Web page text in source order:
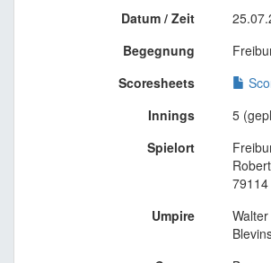
Datum / Zeit
Begegnung
Scoresheets
Innings
5
Spielort
Umpire